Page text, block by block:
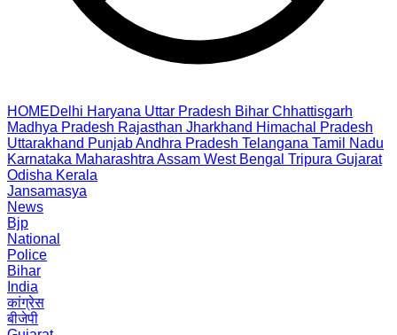
HOMEDelhi Haryana Uttar Pradesh Bihar Chhattisgarh
Madhya Pradesh Rajasthan Jharkhand Himachal Pradesh
Uttarakhand PunjabAndhra Pradesh Telangana Tamil Nadu
Karnataka Maharashtra Assam West Bengal Tripura Gujarat
Odisha Kerala
Jansamasya
News
Bjp
National
Police
Bihar
India
कांग्रेस
बीजेपी